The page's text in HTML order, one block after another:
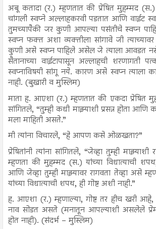
अबू कतादा (र.) म्हणतात की प्रेषित मुहम्मद
चांगली स्वप्ने अल्लाहकरवी पडतात आणि वाईट
तुमच्यापैकी जर कुणी आपल्या पसंतीचे स्वप्न
स्वप्न फक्त अशा व्यक्तीला सांगावे जी
कुणी असे स्वप्न पाहिले असेल जे त्याला आवडत
सैतानाच्या वाईटापासून अल्लाहची शरणागती
स्वप्नाविषयी सांगू नये. कारण असे स्वप्न त्याला
नाही. (बुखारी व मुस्लिम)
माता ह. आएशा (र.) म्हणतात की एकदा प्रेषित
सांगितले, “तुम्ही कधी माझ्याशी प्रसन्न होता आणि
मला माहिती असते.”
मी त्यांना विचारले, “हे आपण कसे ओळखता?”
प्रेषितांनी त्यांना सांगितले, “जेव्हा तुम्ही
म्हणता की मुहम्मद (स.) यांच्या विधात्याची
आणि जेव्हा तुम्ही माझ्यावर रागवता तेव्हा असे
यांच्या विधात्याची शपथ, ही गोष्ट अशी नाही.”
ह. आएशा (र.) म्हणाल्या, गोष्ट तर हीच खरी
नाव सोडत असते (मनातून आपल्याशी असलेले
होत नाही). (संदर्भ – मुस्लिम)